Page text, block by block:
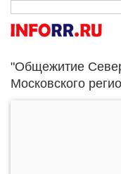
"Общежитие
Московского